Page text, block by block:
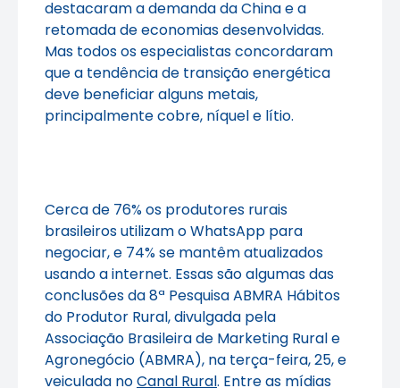
destacaram a demanda da China e a
retomada de economias desenvolvidas.
Mas todos os especialistas concordaram
que a tendência de transição energética
deve beneficiar alguns metais,
principalmente cobre, níquel e lítio.
Cerca de 76% os produtores rurais
brasileiros utilizam o WhatsApp para
negociar, e 74% se mantêm atualizados
usando a internet. Essas são algumas das
conclusões da 8ª Pesquisa ABMRA Hábitos
do Produtor Rural, divulgada pela
Associação Brasileira de Marketing Rural e
Agronegócio (ABMRA), na terça-feira, 25, e
veiculada noCanal Rural. Entre as mídias